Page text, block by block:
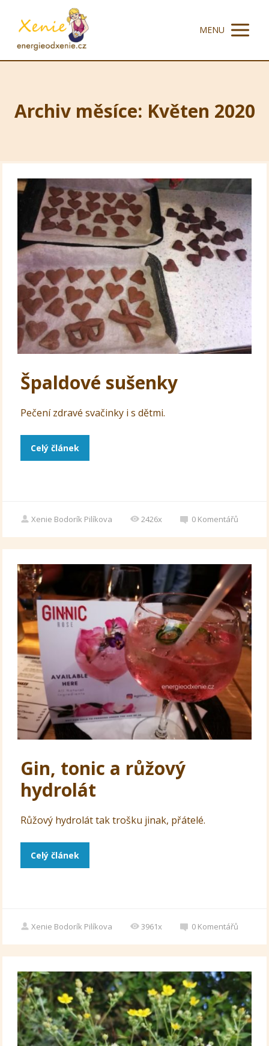
MENU
Archiv měsíce: Květen 2020
Špaldové sušenky
Pečení zdravé svačinky i s dětmi.
Celý článek
Xenie Bodorík Pilíkova 2426x 0 Komentářů
Gin, tonic a růžový
hydrolát
Růžový hydrolát tak trošku jinak, přátelé.
Celý článek
Xenie Bodorík Pilíkova 3961x 0 Komentářů